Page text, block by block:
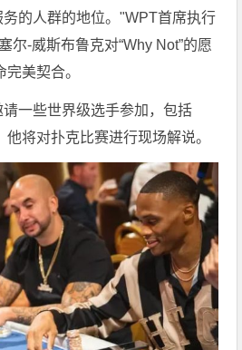
的人群的地位。"WPT首席执行
尔-威斯布鲁克对“Why Not”的愿
美契合。
一些世界级选手参加，包括
将对扑克比赛进行现场解说。